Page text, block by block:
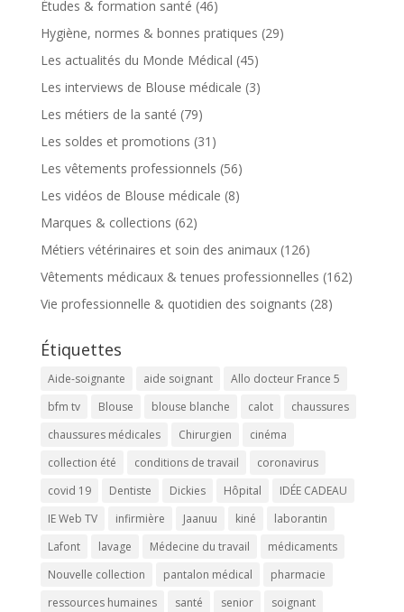
Études & formation santé (46)
Hygiène, normes & bonnes pratiques (29)
Les actualités du Monde Médical (45)
Les interviews de Blouse médicale (3)
Les métiers de la santé (79)
Les soldes et promotions (31)
Les vêtements professionnels (56)
Les vidéos de Blouse médicale (8)
Marques & collections (62)
Métiers vétérinaires et soin des animaux(126)
Vêtements médicaux & tenues professionnelles (162)
Vie professionnelle & quotidien des soignants (28)
Étiquettes
Aide-soignante aide soignant
Allo docteur France 5
bfm tv
Blouse blouse blanche calot
chaussures
chaussures médicales
Chirurgien
cinéma
collection été
conditions de travail
coronavirus
covid 19
Dentiste Dickies Hôpital
IDÉE CADEAU
IE Web TV
infirmière Jaanuu kiné
laborantin
Lafont
lavage Médecine du travail
médicaments
Nouvelle collection
pantalon médical
pharmacie
ressources humaines
santé senior
soignant